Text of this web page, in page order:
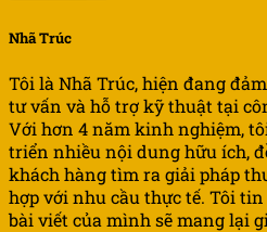
Nhã Trúc
Tôi là Nhã Trúc, hiện đang
tư vấn và hỗ trợ kỹ thuật tại
Với hơn 4 năm kinh nghiệm,
triển nhiều nội dung hữu ích,
khách hàng tìm ra giải pháp
hợp với nhu cầu thực tế. Tôi
bài viết của mình sẽ mang lại